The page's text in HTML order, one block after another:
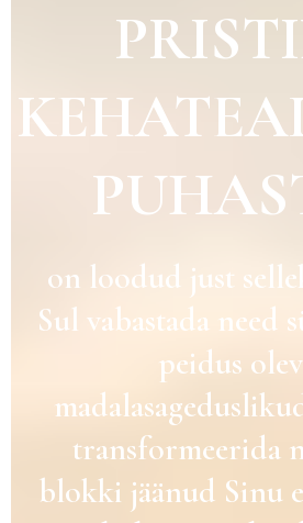
on loodud just
Sul vabastada need
peidus
transformeerida
blokki jäänud Sinu